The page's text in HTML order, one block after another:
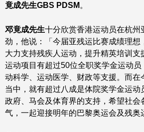
竟成先生GBS PDSM。
邓竟成先生十分欣赏香港运动员在杭州
劲，他说：「今届亚残运比赛成绩理想
大力支持残疾人运动，提升精英培训支
运动项目有超过50位全职奖学金运动
动科学、运动医学、财政等支援。而在
当中，就有超过八成是体院奖学金运动
政府、马会及体育界的支持，希望社会
气，一起迎接明年的巴黎奥运会及残奥